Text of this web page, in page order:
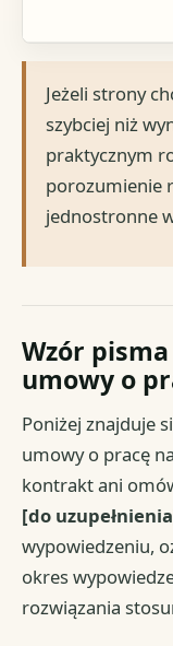
Jeżeli strony
szybciej niż
praktycznym
porozumienie
jednostronne
Wzór
umowy o
Poniżej znajduje
umowy o pracę
kontrakt ani
[do
wypowiedzeniu,
okres
rozwiązania